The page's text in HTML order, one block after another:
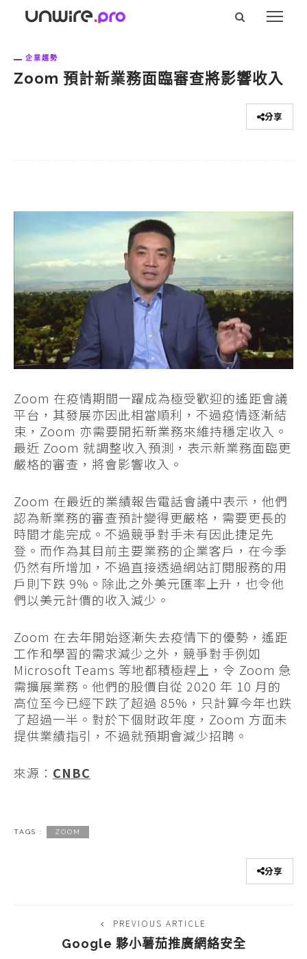
企業趨勢
Zoom 預計新業務面臨審查將影響收入
分享
Zoom 在疫情期間一躍成為極受歡迎的遙距會議
平台，其發展亦因此相當順利，不過疫情逐漸結
束，Zoom 亦需要開拓新業務來維持穩定收入。
最近 Zoom 就調整收入預測，表示新業務面臨更
嚴格的審查，將會影響收入。
Zoom 在最近的業績報告電話會議中表示，他們
認為新業務的審查預計變得更嚴格，需要更長的
時間才能完成。不過競爭對手未有因此捷足先
登。而作為其目前主要業務的企業客戶，在今季
仍然有所增加，不過直接透過網站訂閱服務的用
戶則下跌 9%。除此之外美元匯率上升，也令他
們以美元計價的收入減少。
Zoom 在去年開始逐漸失去疫情下的優勢，遙距
工作和學習的需求減少之外，競爭對手例如
Microsoft Teams 等地都積極趕上，令 Zoom 急
需擴展業務。他們的股價自從 2020 年 10 月的
高位至今已經下跌了超過 85%，只計算今年也跌
了超過一半。對於下個財政年度，Zoom 方面未
提供業績指引，不過就預期會減少招聘。
來源： CNBC
TAGS : ZOOM
分享
PREVIOUS ARTICLE
Google 夥小薯茄推廣網絡安全